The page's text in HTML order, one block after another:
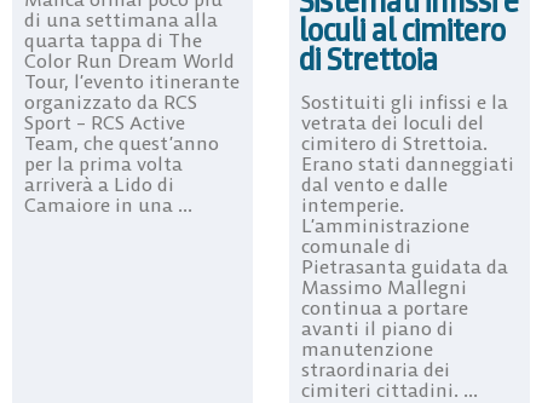
di una settimana alla
quarta tappa di The
Color Run Dream World
Tour, l’evento itinerante
organizzato da RCS
Sport – RCS Active
Team, che quest’anno
per la prima volta
arriverà a Lido di
Camaiore in una ...
loculi al cimitero
di Strettoia
Sostituiti gli infissi e la
vetrata dei loculi del
cimitero di Strettoia.
Erano stati danneggiati
dal vento e dalle
intemperie.
L’amministrazione
comunale di
Pietrasanta guidata da
Massimo Mallegni
continua a portare
avanti il piano di
manutenzione
straordinaria dei
cimiteri cittadini. ...